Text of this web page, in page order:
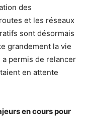
des
et les réseaux
sont désormais
grandement la vie
permis de relancer
en attente
en cours pour